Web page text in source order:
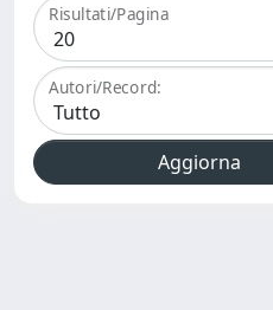
Risultati/Pagina
Autori/Record: